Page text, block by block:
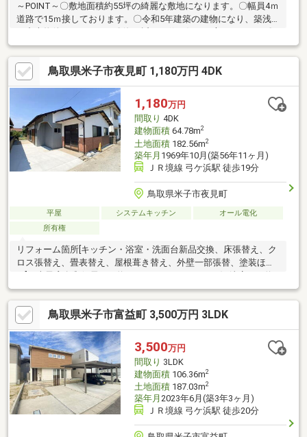
～POINT～〇敷地面積約55坪の綺麗な敷地になります。〇幅員4ｍ
道路で15ｍ接しております。〇令和5年建築の建物になり、築浅
国道431号線へのアクセス便利な立地になります。■オール電化■
合併浄化槽■敷地内電柱あり■太陽光リース ※リース契約確認中■
進入路221㎡ 持分1/4※居住中の為内覧の際は日程調整が必要と
なります。＜周辺環境＞・弓ヶ浜小学校徒歩約5分・弓ヶ浜学校徒
歩約24分〇新型コロナウイルス蔓延の影響で材料等が高騰してい
る為、中古住宅が再注目されてきております。
鳥取県米子市夜見町 1,180万円 4DK
1,180万円
間取り 4DK
建物面積64.78m2
土地面積182.56m2
築年月 1969年10月(築56年11ヶ月)
ＪＲ境線 弓ケ浜駅 徒歩19分
鳥取県米子市夜見町
平屋 システムキッチン
オール電化
所有権
リフォーム箇所[キッチン・浴室・洗面台新品交換、床張替え、ク
ロス張替え、畳表替え、屋根葺き替え、外壁一部張替、塗装ほ
2.3km（車で約6分）
鳥取県米子市富益町 3,500万円 3LDK
3,500万円
間取り 3LDK
建物面積106.36m2
土地面積187.03m2
築年月 2023年6月(築3年3ヶ月)
ＪＲ境線 弓ケ浜駅 徒歩20分